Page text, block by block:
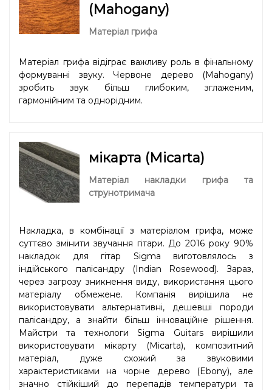
(Mahogany)
Матеріал грифа
Матеріал грифа відіграє важливу роль в фінальному
формуванні звуку. Червоне дерево (Mahogany)
зробить звук більш глибоким, зглаженим,
гармонійним та однорідним.
мікарта (Micarta)
Матеріал накладки грифа та
струнотримача
Накладка, в комбінації з матеріалом грифа, може
суттєво змінити звучання гітари. До 2016 року 90%
накладок для гітар Sigma виготовлялось з
індійського палісандру (Indian Rosewood). Зараз,
через загрозу зникнення виду, використання цього
матеріалу обмежене. Компанія вирішила не
використовувати альтернативні, дешевші породи
палісандру, а знайти більш інноваційне рішення.
Майстри та технологи Sigma Guitars вирішили
використовувати мікарту (Micarta), композитний
матеріал, дуже схожий за звуковими
характеристиками на чорне дерево (Ebony), але
значно стійкіший до перепадів температури та